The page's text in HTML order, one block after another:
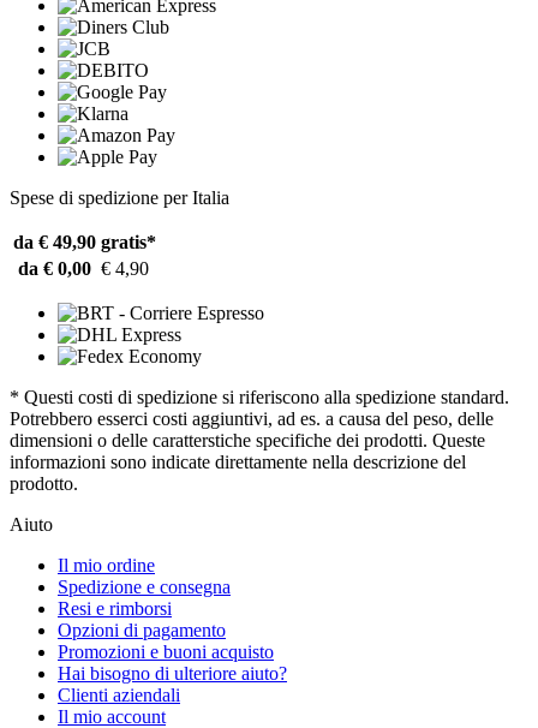
Spese di spedizione per Italia
da € 49,90 gratis*
da € 0,00 € 4,90
* Questi costi di spedizione si riferiscono alla spedizione standard.
Potrebbero esserci costi aggiuntivi, ad es. a causa del peso, delle
dimensioni o delle caratterstiche specifiche dei prodotti. Queste
informazioni sono indicate direttamente nella descrizione del
prodotto.
Aiuto
Il mio ordine
Spedizione e consegna
Resi e rimborsi
Opzioni di pagamento
Promozioni e buoni acquisto
Hai bisogno di ulteriore aiuto?
Clienti aziendali
Il mio account